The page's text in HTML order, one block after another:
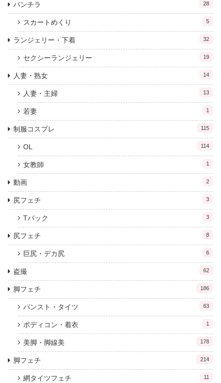
パンチラ 28
スカートめくり 5
ランジェリー・下着 32
セクシーランジェリー 19
人妻・熟女 14
人妻・主婦 13
若妻 1
制服コスプレ 115
OL 114
女教師 1
動画 2
尻フェチ 3
Tバック 3
尻フェチ 8
巨尻・デカ尻 6
盗撮 62
脚フェチ 186
パンスト・タイツ 63
ボディコン・着衣 1
美脚・脚線美 178
脚フェチ 214
網タイツフェチ 11